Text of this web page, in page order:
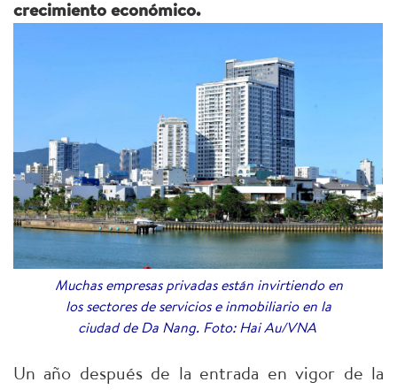
crecimiento económico.
Muchas empresas privadas están invirtiendo en
los sectores de servicios e inmobiliario en la
ciudad de Da Nang. Foto: Hai Au/VNA
Un año después de la entrada en vigor de la